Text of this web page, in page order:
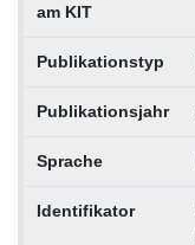
am KIT
Publikationstyp
Publikationsjahr
Sprache
Identifikator